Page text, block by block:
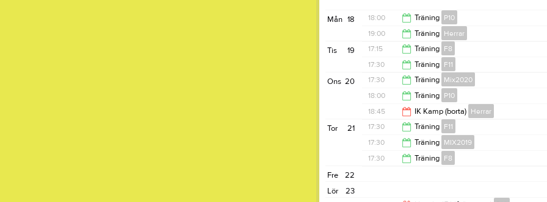
18
Mån 18:00 Träning P10
19:30
19:00 Träning Herrar
20:30
19
Tis 17:15 Träning F8
19:10
17:30 Träning F11
19:00
20
Ons 17:30 Träning Mix2020
18:45
18:00 Träning P10
19:30
18:45 IK Kamp (borta) Herrar
20:45
21
Tor 17:30 Träning F11
19:00
17:30 Träning MIX2019
17:30 Träning F8
22
Fre
23
Lör